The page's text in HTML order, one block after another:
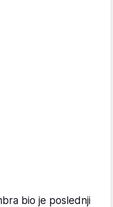
bio je poslednji